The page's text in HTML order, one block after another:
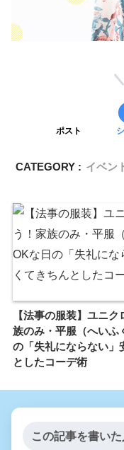
ポスト
CATEGORY : イベン
【法事の服装】ユニ
族のみ・平服（へいふ
の「失礼にならない」
としたコーデ術
この記事を書いた